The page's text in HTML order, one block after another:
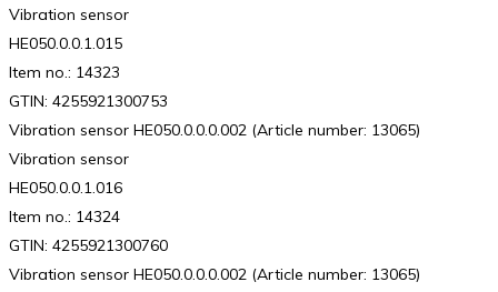
Vibration sensor
HE050.0.0.1.015
Item no.: 14323
GTIN: 4255921300753
Vibration sensor HE050.0.0.0.002 (Article number: 13065)
Vibration sensor
HE050.0.0.1.016
Item no.: 14324
GTIN: 4255921300760
Vibration sensor HE050.0.0.0.002 (Article number: 13065)